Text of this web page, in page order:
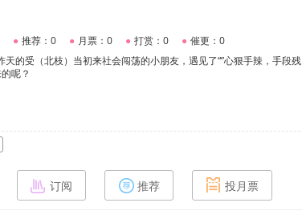
● 推荐：0 ● 月票：0 ● 打赏：0 ● 催更：0
的受（北枝）当初来社会闯荡的小朋友，遇见了“”心狠手辣，手段残
呢？
订阅 推荐 投月票